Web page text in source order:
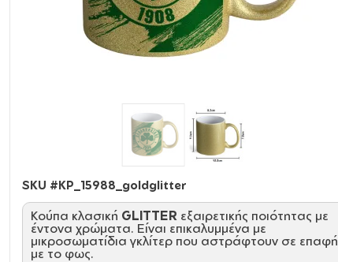
SKU #KP_15988_goldglitter
Κούπα κλασική GLITTER εξαιρετικής ποιότητας με
έντονα χρώματα. Είναι επικαλυμμένα με
μικροσωματίδια γκλίτερ που αστράφτουν σε επαφή
με το φως.